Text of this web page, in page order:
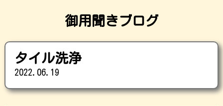
御用聞きブログ
タイル洗浄
2022.06.19